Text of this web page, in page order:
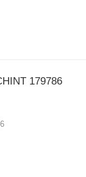
NB1-63Н 1Р 20А 10кА х-ка C (R) CHINT 179786